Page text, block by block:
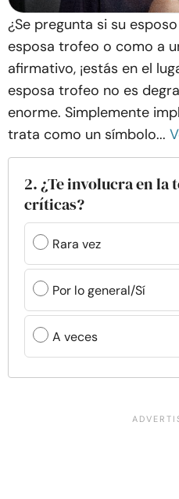
¿Se pregunta si su
esposa trofeo o como a
afirmativo, ¡estás en el
esposa trofeo no es
enorme. Simplemente
trata como un símbolo...
2. ¿Te involucra en la
críticas?
Rara vez
Por lo general/Sí
A veces